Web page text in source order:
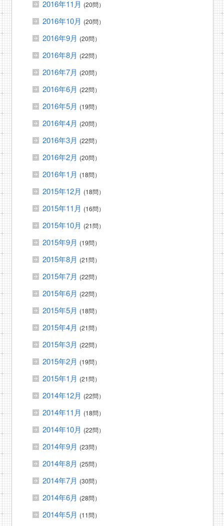
2016年11月 (20問）
2016年10月 (20問）
2016年9月 (20問）
2016年8月 (22問）
2016年7月 (20問）
2016年6月 (22問）
2016年5月 (19問）
2016年4月 (20問）
2016年3月 (22問）
2016年2月 (20問）
2016年1月 (18問）
2015年12月 (18問）
2015年11月 (16問）
2015年10月 (21問）
2015年9月 (19問）
2015年8月 (21問）
2015年7月 (22問）
2015年6月 (22問）
2015年5月 (18問）
2015年4月 (21問）
2015年3月 (22問）
2015年2月 (19問）
2015年1月 (21問）
2014年12月 (22問）
2014年11月 (18問）
2014年10月 (22問）
2014年9月 (23問）
2014年8月 (25問）
2014年7月 (30問）
2014年6月 (28問）
2014年5月 (11問）